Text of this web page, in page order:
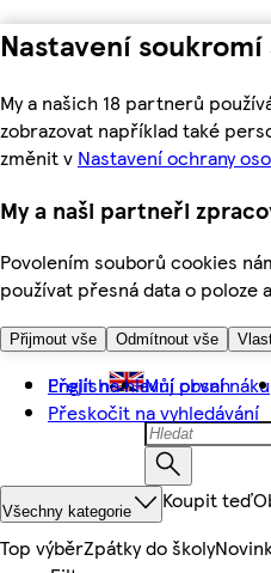
Nastavení
My a našich 18 partnerů
zobrazovat například také
změnit v Nastavení ochrany
My a naši partneři
Povolením souborů cookies
používat přesná data o poloze
Přijmout vše Odmítnout vše
Přejít na hlavní obsah
Přeskočit na vyhledávání
English Můj první
Všechny kategorie Koupit teď
Top výběrZpátky do školy